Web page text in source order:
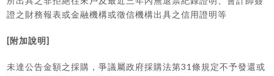
證之財務報表或金融機構或徵信機構出具之信用證明等
[ 附加說明 ]
未達公告金額之採購，爭議屬政府採購法第31條規定不予發還或